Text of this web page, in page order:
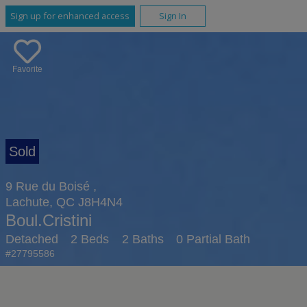
Sign up for enhanced access Sign In
Favorite
9 Rue du Boisé ,
Lachute, QC J8H4N4
Boul.Cristini
Detached 2 Beds 2 Baths 0 Partial Bath
#27795586